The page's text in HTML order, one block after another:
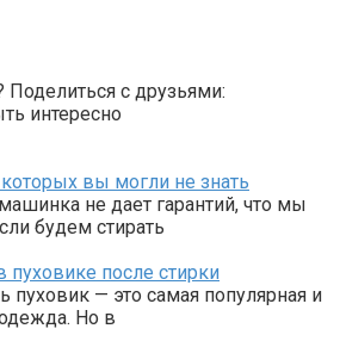
Поделиться с друзьями:
интересно
вы могли не знать
не дает гарантий, что мы
будем стирать
пуховике после стирки
пуховик — это самая популярная и
Но в